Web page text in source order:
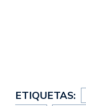
ETIQUETAS: